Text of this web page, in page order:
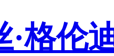
·格伦